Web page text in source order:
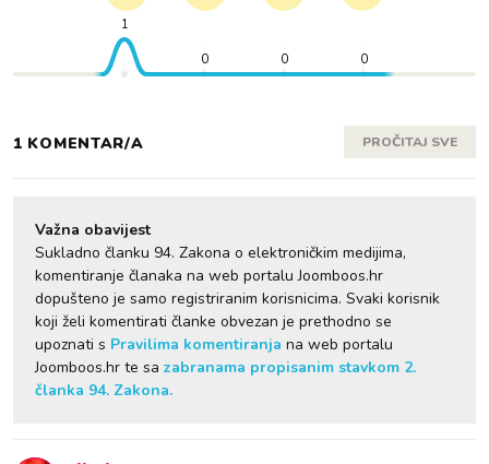
1
0 0 0
1 KOMENTAR/A PROČITAJ SVE
Važna obavijest
Sukladno članku 94. Zakona o elektroničkim medijima,
komentiranje članaka na web portalu Joomboos.hr
dopušteno je samo registriranim korisnicima. Svaki korisnik
koji želi komentirati članke obvezan je prethodno se
upoznati s Pravilima komentiranja na web portalu
Joomboos.hr te sa zabranama propisanim stavkom 2.
članka 94. Zakona.